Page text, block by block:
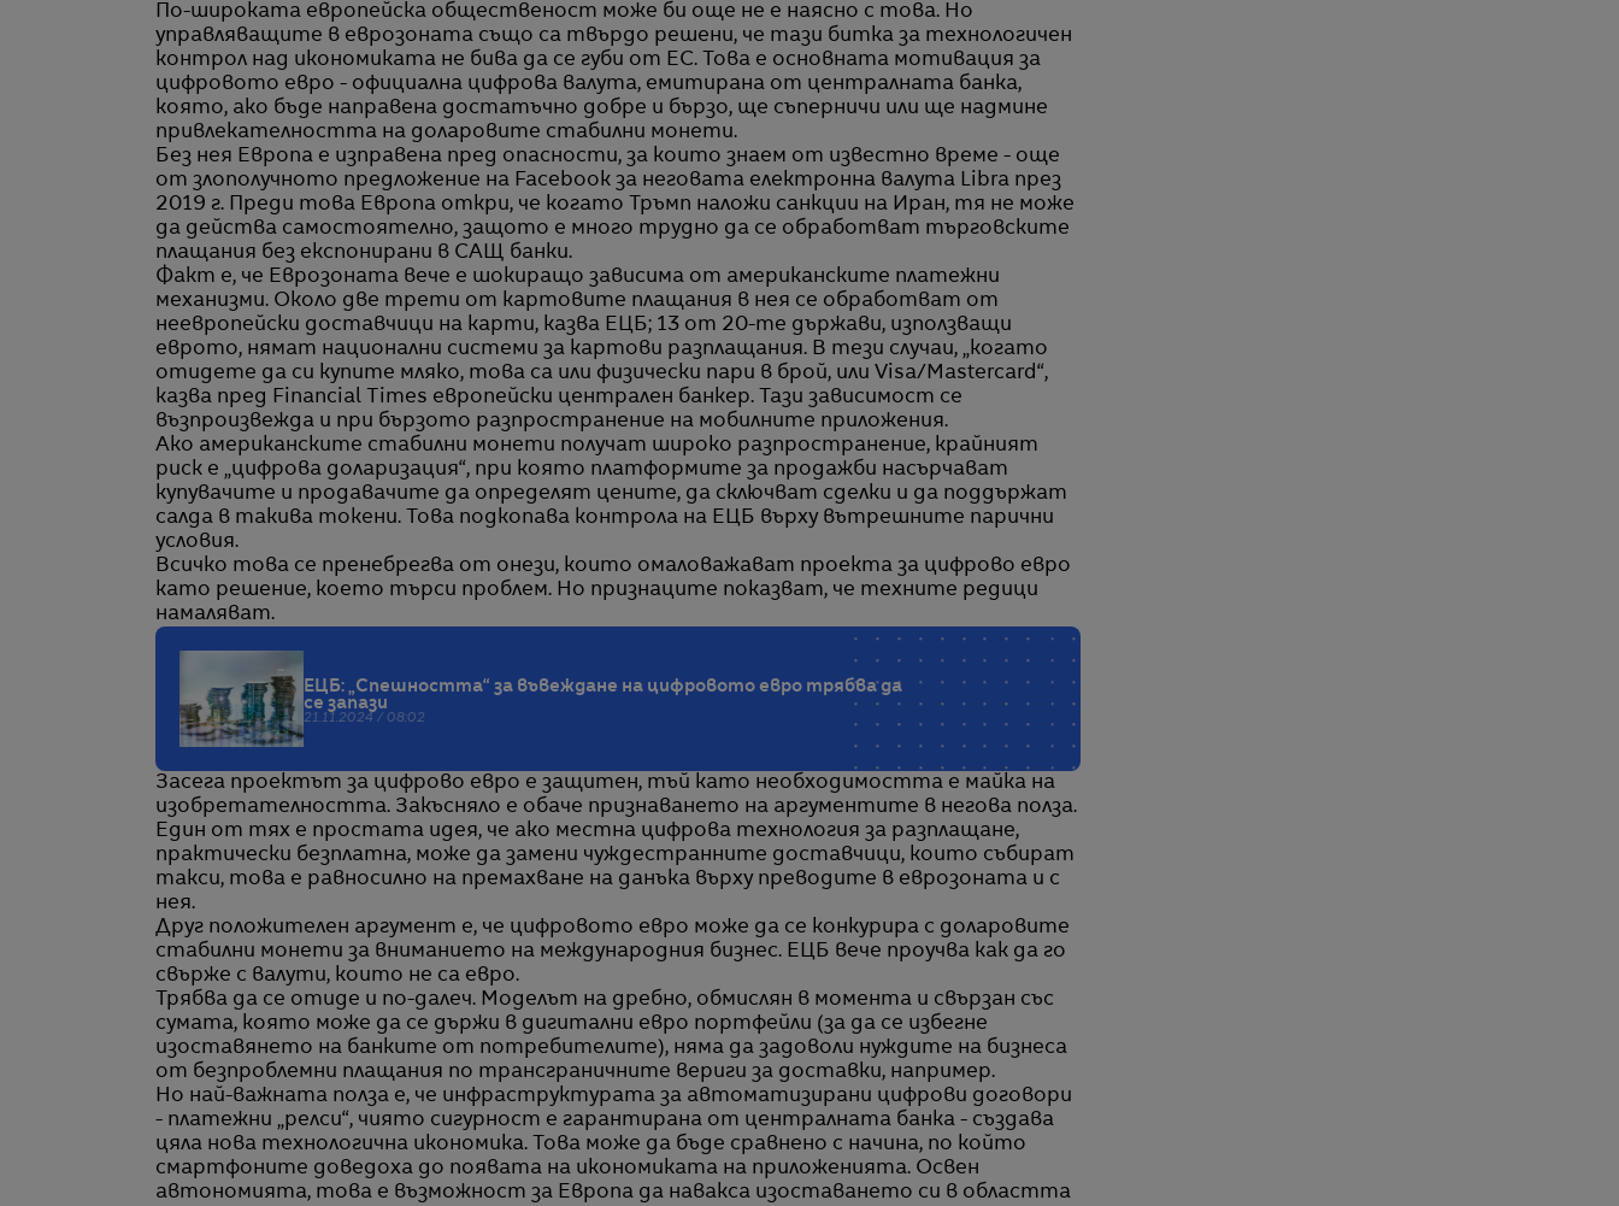
По-широката европейска общественост може би още не е наясно с това. Но
управляващите в еврозоната също са твърдо решени, че тази битка за технологичен
контрол над икономиката не бива да се губи от ЕС. Това е основната мотивация за
цифровото евро - официална цифрова валута, емитирана от централната банка,
която, ако бъде направена достатъчно добре и бързо, ще съперничи или ще надмине
привлекателността на доларовите стабилни монети.
Без нея Европа е изправена пред опасности, за които знаем от известно време - още
от злополучното предложение на Facebook за неговата електронна валута Libra през
2019 г. Преди това Европа откри, че когато Тръмп наложи санкции на Иран, тя не може
да действа самостоятелно, защото е много трудно да се обработват търговските
плащания без експонирани в САЩ банки.
Факт е, че Еврозоната вече е шокиращо зависима от американските платежни
механизми. Около две трети от картовите плащания в нея се обработват от
неевропейски доставчици на карти, казва ЕЦБ; 13 от 20-те държави, използващи
еврото, нямат национални системи за картови разплащания. В тези случаи, „когато
отидете да си купите мляко, това са или физически пари в брой, или Visa/Mastercard“,
казва пред Financial Times европейски централен банкер. Тази зависимост се
възпроизвежда и при бързото разпространение на мобилните приложения.
Ако американските стабилни монети получат широко разпространение, крайният
риск е „цифрова доларизация“, при която платформите за продажби насърчават
купувачите и продавачите да определят цените, да сключват сделки и да поддържат
салда в такива токени. Това подкопава контрола на ЕЦБ върху вътрешните парични
условия.
Всичко това се пренебрегва от онези, които омаловажават проекта за цифрово евро
като решение, което търси проблем. Но признаците показват, че техните редици
намаляват.
ЕЦБ: „Спешността“ за въвеждане на цифровото евро трябва да
се запази
21.11.2024 / 08:02
Засега проектът за цифрово евро е защитен, тъй като необходимостта е майка на
изобретателността. Закъсняло е обаче признаването на аргументите в негова полза.
Един от тях е простата идея, че ако местна цифрова технология за разплащане,
практически безплатна, може да замени чуждестранните доставчици, които събират
такси, това е равносилно на премахване на данъка върху преводите в еврозоната и с
нея.
Друг положителен аргумент е, че цифровото евро може да се конкурира с доларовите
стабилни монети за вниманието на международния бизнес. ЕЦБ вече проучва как да го
свърже с валути, които не са евро.
Трябва да се отиде и по-далеч. Моделът на дребно, обмислян в момента и свързан със
сумата, която може да се държи в дигитални евро портфейли (за да се избегне
изоставянето на банките от потребителите), няма да задоволи нуждите на бизнеса
от безпроблемни плащания по трансграничните вериги за доставки, например.
Но най-важната полза е, че инфраструктурата за автоматизирани цифрови договори
- платежни „релси“, чиято сигурност е гарантирана от централната банка - създава
цяла нова технологична икономика. Това може да бъде сравнено с начина, по който
смартфоните доведоха до появата на икономиката на приложенията. Освен
автономията, това е възможност за Европа да навакса изоставането си в областта